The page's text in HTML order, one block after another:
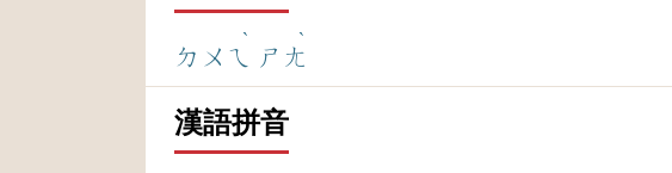
ㄉㄨㄟ
ˋ
ㄕㄤ
ˋ
漢語拼音